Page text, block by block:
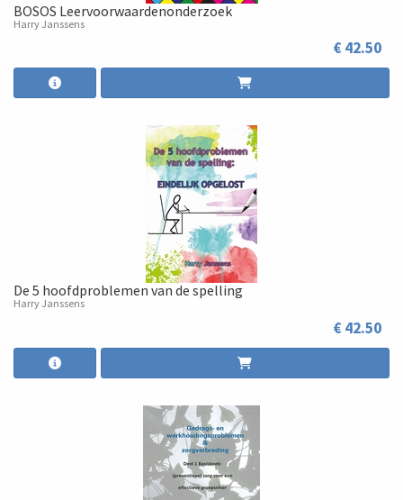
BOSOS Leervoorwaardenonderzoek
Harry Janssens
€ 42.50
De 5 hoofdproblemen van de spelling
Harry Janssens
€ 42.50